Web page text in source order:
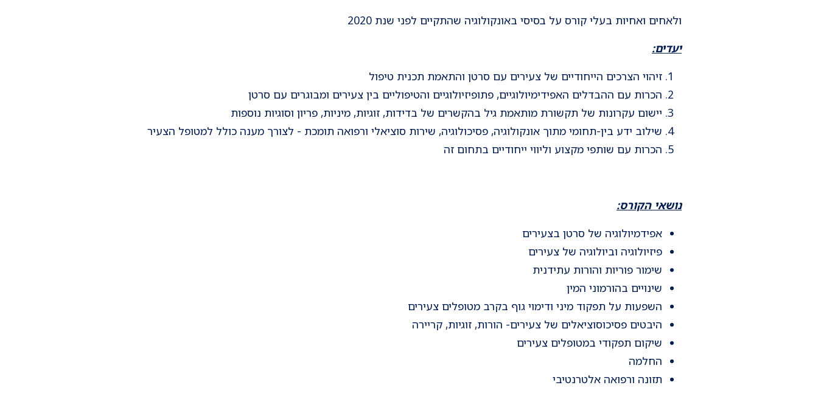
ולאחים ואחיות בעלי קורס על בסיסי באונקולוגיה שהתקיים לפני שנת 2020
יעדים:
זיהוי הצרכים הייחודיים של צעירים עם סרטן והתאמת תכנית טיפול
הכרות עם ההבדלים האפידימיולוגיים, פתופיזיולוגיים והטיפוליים בין צעירים ומבוגרים עם סרטן
יישום עקרונות של תקשורת מותאמת גיל בהקשרים של בדידות, זוגיות, מיניות, פריון וסוגיות נוספות
שילוב ידע בין-תחומי מתוך אונקולוגיה, פסיכולוגיה, שירות סוציאלי ורפואה תומכת - לצורך מענה כולל למטופל הצעיר
הכרות עם שותפי מקצוע וליווי ייחודיים בתחום זה
נושאי הקורס:
אפידמיולוגיה של סרטן בצעירים
פיזיולוגיה וביולוגיה של צעירים
שימור פוריות והורות עתידנית
שינויים בהורמוני המין
השפעות על תפקוד מיני ודימוי גוף בקרב מטופלים צעירים
היבטים פסיכוסוציאלים של צעירים- הורות, זוגיות, קריירה
שיקום תפקודי במטופלים צעירים
החלמה
תזונה ורפואה אלטרנטיבי